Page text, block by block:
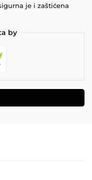
je i zaštićena
by